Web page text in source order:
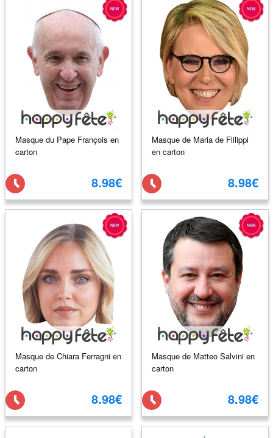
Masque du Pape François en
carton
8.98€
Masque de Maria de Flilippi
en carton
8.98€
Masque de Chiara Ferragni en
carton
8.98€
Masque de Matteo Salvini en
carton
8.98€